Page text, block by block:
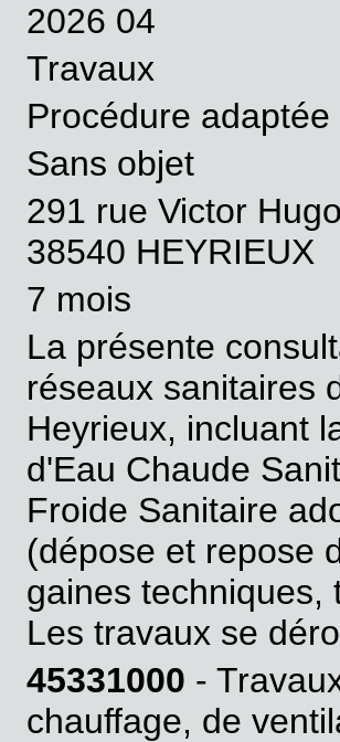
2026 04
Travaux
Procédure
Sans objet
291 rue Victor
38540 HEYRIEUX
7 mois
La présente
réseaux sanitaires
Heyrieux, incluant
d'Eau Chaude
Froide Sanitaire
(dépose et repose
gaines techniques,
Les travaux se
45331000 -
chauffage, de